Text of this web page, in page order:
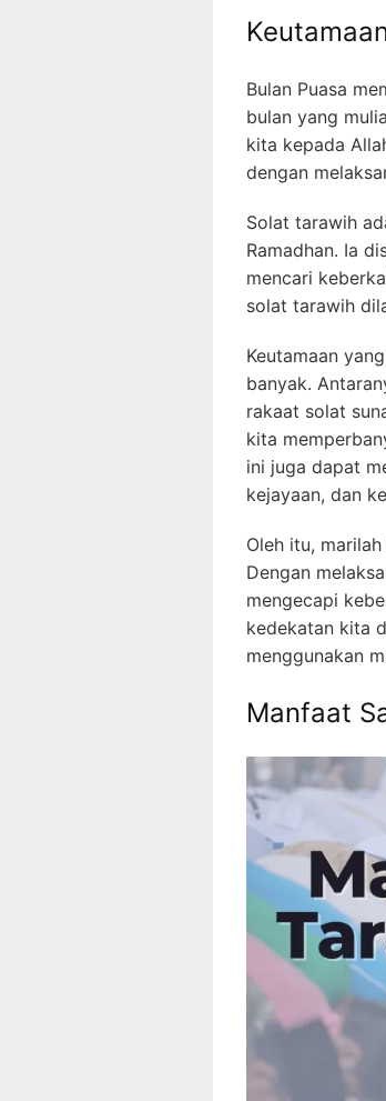
Bulan Puasa
bulan yang
kita kepada
dengan
Solat tarawih
Ramadhan. Ia
mencari
solat tarawih
Keutamaan
banyak.
rakaat solat
kita
ini juga dapat
kejayaan, dan
Oleh itu,
Dengan
mengecapi
kedekatan kita
menggunakan
Manfaat